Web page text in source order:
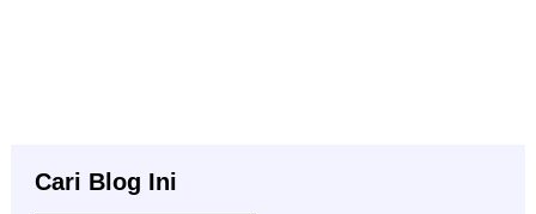
Cari Blog Ini